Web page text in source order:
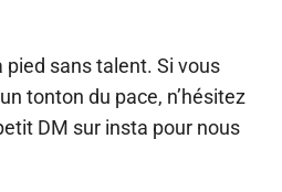
pied sans talent. Si vous
tonton du pace, n’hésitez
DM sur insta pour nous